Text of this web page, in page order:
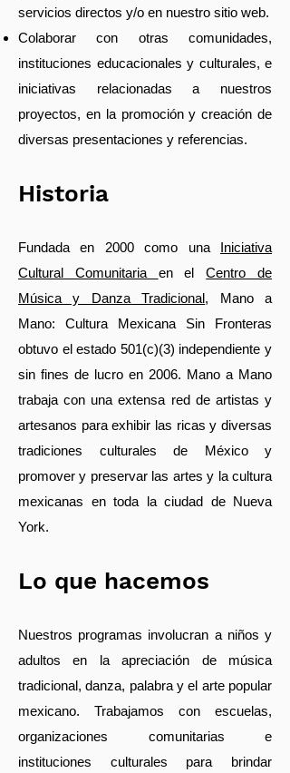
servicios directos y/o en nuestro sitio web.
Colaborar con otras comunidades,
instituciones educacionales y culturales, e
iniciativas relacionadas a nuestros
proyectos, en la promoción y creación de
diversas presentaciones y referencias.
Historia
Fundada en 2000 como una Iniciativa
Cultural Comunitaria en elCentro de
Música y Danza Tradicional, Mano a
Mano: Cultura Mexicana Sin Fronteras
obtuvo el estado 501(c)(3) independiente y
sin fines de lucro en 2006. Mano a Mano
trabaja con una extensa red de artistas y
artesanos para exhibir las ricas y diversas
tradiciones culturales de México y
promover y preservar las artes y la cultura
mexicanas en toda la ciudad de Nueva
York.
Lo que hacemos
Nuestros programas involucran a niños y
adultos en la apreciación de música
tradicional, danza, palabra y el arte popular
mexicano. Trabajamos con escuelas,
organizaciones comunitarias e
instituciones culturales para brindar